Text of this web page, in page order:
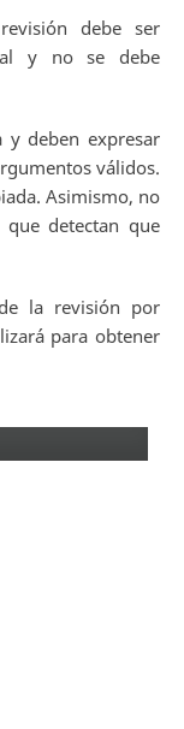
debe ser
y no se debe
y deben expresar
válidos.
Asimismo, no
detectan que
la revisión por
para obtener